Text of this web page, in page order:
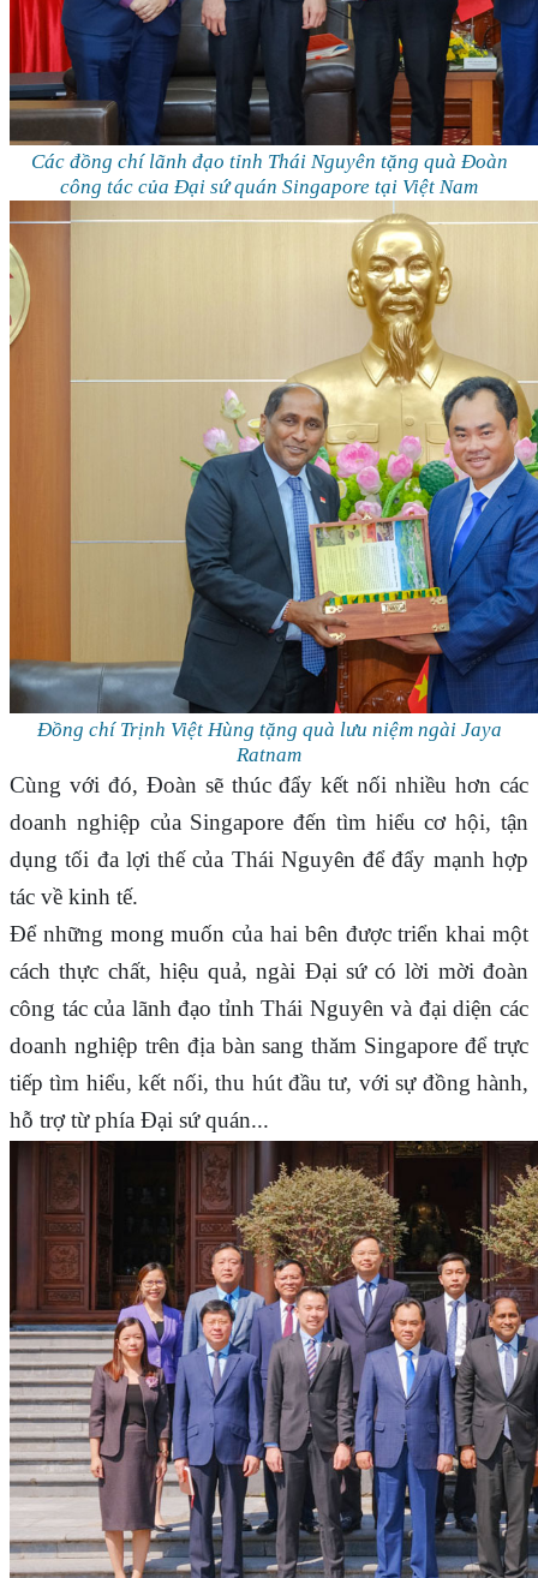
Các đồng chí lãnh đạo tỉnh Thái Nguyên tặng quà Đoàn
công tác của Đại sứ quán Singapore tại Việt Nam
Đồng chí Trịnh Việt Hùng tặng quà lưu niệm ngài Jaya
Ratnam
Cùng với đó, Đoàn sẽ thúc đẩy kết nối nhiều hơn các
doanh nghiệp của Singapore đến tìm hiểu cơ hội, tận
dụng tối đa lợi thế của Thái Nguyên để đẩy mạnh hợp
tác về kinh tế.
Để những mong muốn của hai bên được triển khai một
cách thực chất, hiệu quả, ngài Đại sứ có lời mời đoàn
công tác của lãnh đạo tỉnh Thái Nguyên và đại diện các
doanh nghiệp trên địa bàn sang thăm Singapore để trực
tiếp tìm hiểu, kết nối, thu hút đầu tư, với sự đồng hành,
hỗ trợ từ phía Đại sứ quán...